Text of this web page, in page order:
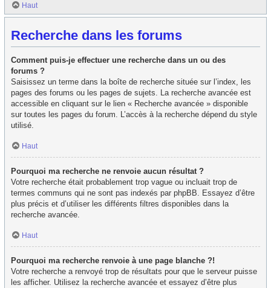
Haut
Recherche dans les forums
Comment puis-je effectuer une recherche dans un ou des
forums ?
Saisissez un terme dans la boîte de recherche située sur l’index, les
pages des forums ou les pages de sujets. La recherche avancée est
accessible en cliquant sur le lien « Recherche avancée » disponible
sur toutes les pages du forum. L’accès à la recherche dépend du style
utilisé.
Haut
Pourquoi ma recherche ne renvoie aucun résultat ?
Votre recherche était probablement trop vague ou incluait trop de
termes communs qui ne sont pas indexés par phpBB. Essayez d’être
plus précis et d’utiliser les différents filtres disponibles dans la
recherche avancée.
Haut
Pourquoi ma recherche renvoie à une page blanche ?!
Votre recherche a renvoyé trop de résultats pour que le serveur puisse
les afficher. Utilisez la recherche avancée et essayez d’être plus